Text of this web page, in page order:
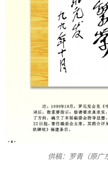
供稿：罗青（原